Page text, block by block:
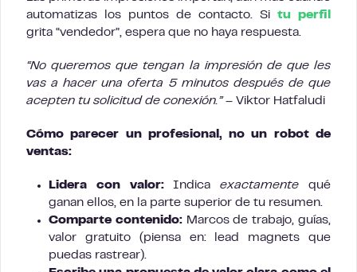
automatizas los puntos de contacto. Si tu perfil
grita “vendedor”, espera que no haya respuesta.
“No queremos que tengan la impresión de que les
vas a hacer una oferta 5 minutos después de que
acepten tu solicitud de conexión.” – Viktor Hatfaludi
Cómo parecer un profesional, no un robot de
ventas:
Lidera con valor:Indicaexactamente qué
ganan ellos, en la parte superior de tu resumen.
Comparte contenido:Marcos de trabajo, guías,
valor gratuito (piensa en: lead magnets que
puedas rastrear).